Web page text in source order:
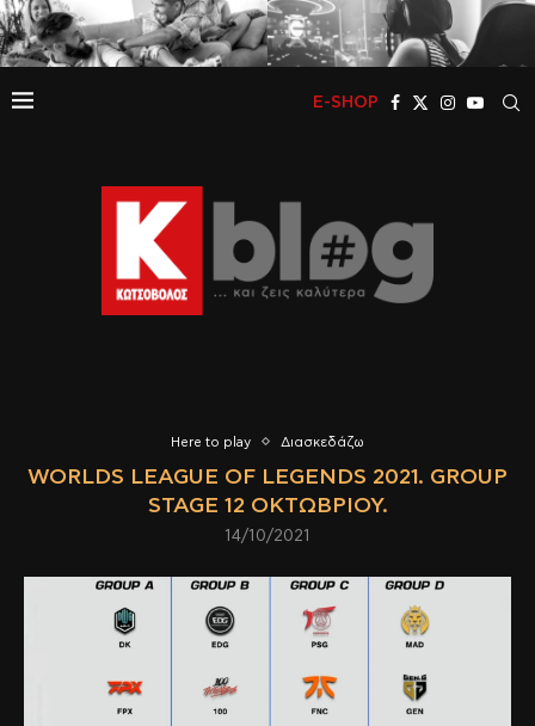
E-SHOP
Here to play Διασκεδάζω
WORLDS LEAGUE OF LEGENDS 2021. GROUP
STAGE 12 ΟΚΤΩΒΡΊΟΥ.
14/10/2021